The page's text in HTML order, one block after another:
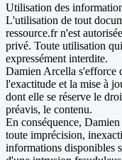
Utilisation des
L'utilisation de tout
ressource.fr n'est
privé. Toute utilisation
expressément interdite.
Damien Arcella s'efforce
l'exactitude et la mise à
dont elle se réserve le
préavis, le contenu.
En conséquence,
toute imprécision,
informations disponibles